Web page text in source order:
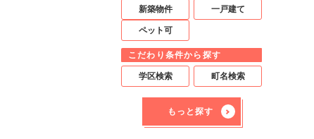
新築物件 一戸建て
ペット可
こだわり条件から探す
学区検索 町名検索
もっと探す